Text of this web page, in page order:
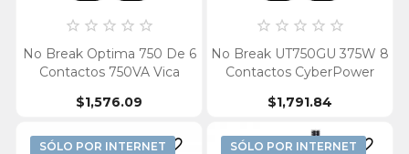
    
No Break Optima 750 De 6
Contactos 750VA Vica
$1,576.09
    
No Break UT750GU 375W 8
Contactos CyberPower
$1,791.84
SÓLO POR INTERNET  SÓLO POR INTERNET 